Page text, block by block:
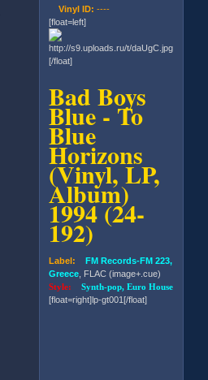
Vinyl ID: ----
[float=left]
[/float]
Bad Boys
Blue - To
Blue
Horizons
(Vinyl, LP,
Album)
1994 (24-
192)
Label: FM Records-FM 223,
Greece , FLAC (image+.cue)
Style:Synth-pop, Euro House
[float=right]lp-gt001[/float]